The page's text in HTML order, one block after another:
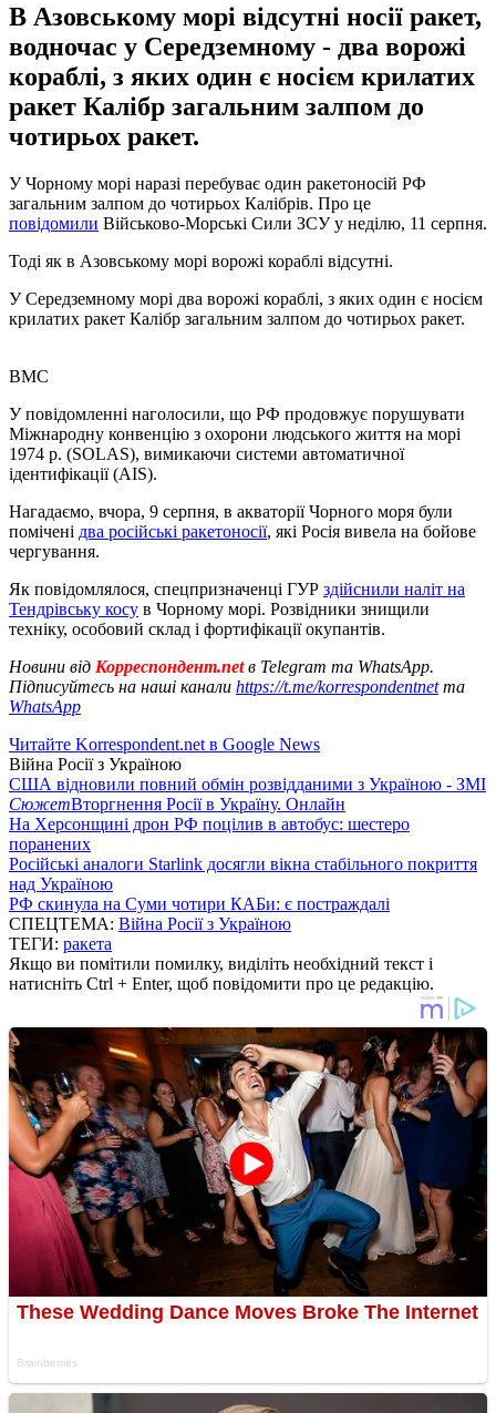
В Азовському морі відсутні носії ракет,
водночас у Середземному - два ворожі
кораблі, з яких один є носієм крилатих
ракет Калібр загальним залпом до
чотирьох ракет.
У Чорному морі наразі перебуває один ракетоносій РФ
загальним залпом до чотирьох Калібрів. Про це
повідомили Військово-Морські Сили ЗСУ у неділю, 11 серпня.
Тоді як в Азовському морі ворожі кораблі відсутні.
У Середземному морі два ворожі кораблі, з яких один є носієм
крилатих ракет Калібр загальним залпом до чотирьох ракет.
ВМС
У повідомленні наголосили, що РФ продовжує порушувати
Міжнародну конвенцію з охорони людського життя на морі
1974 р. (SOLAS), вимикаючи системи автоматичної
ідентифікації (AIS).
Нагадаємо, вчора, 9 серпня, в акваторії Чорного моря були
помічені два російські ракетоносії, які Росія вивела на бойове
чергування.
Як повідомлялося, спецпризначенці ГУР здійснили наліт на
Тендрівську косу в Чорному морі. Розвідники знищили
техніку, особовий склад і фортифікації окупантів.
Новини від Корреспондент.netв Telegram та WhatsApp.
Підписуйтесь на наші канали https://t.me/korrespondentnetта
WhatsApp
Читайте Korrespondent.net в Google News
Війна Росії з Україною
США відновили повний обмін розвідданими з Україною - ЗМІ
СюжетВторгнення Росії в Україну. Онлайн
На Херсонщині дрон РФ поцілив в автобус: шестеро
поранених
Російські аналоги Starlink досягли вікна стабільного покриття
над Україною
РФ скинула на Суми чотири КАБи: є постраждалі
СПЕЦТЕМА: Війна Росії з Україною
ТЕГИ: ракета
Якщо ви помітили помилку, виділіть необхідний текст і
натисніть Ctrl + Enter, щоб повідомити про це редакцію.